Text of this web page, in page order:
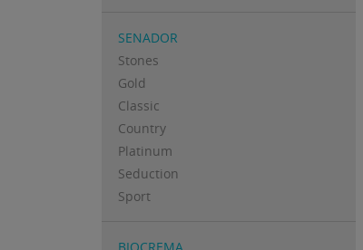
SENADOR
Stones
Gold
Classic
Country
Platinum
Seduction
Sport